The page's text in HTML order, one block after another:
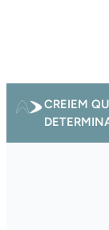
CREIEM